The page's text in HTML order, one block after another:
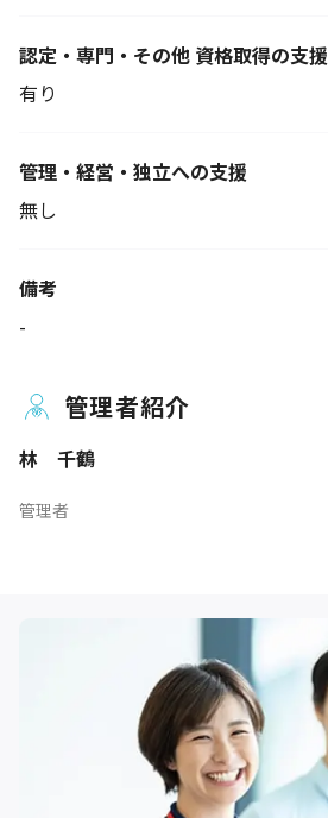
認定・専門・その他 資格取得の支援
有り
管理・経営・独立への支援
無し
備考
-
管理者紹介
林 千鶴
管理者